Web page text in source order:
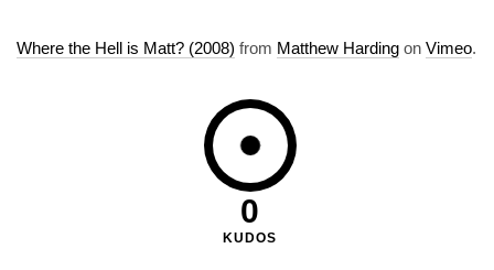
Where the Hell is Matt? (2008) from Matthew Harding on Vimeo.
0
KUDOS